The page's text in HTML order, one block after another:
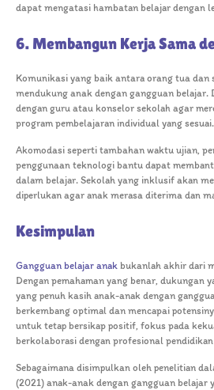
dapat mengatasi hambatan belajar dengan
6. Membangun Kerja Sama
Komunikasi yang baik antara orang tua
mendukung anak dengan gangguan
dengan guru atau konselor sekolah agar
program pembelajaran individual yang sesuai.
Akomodasi seperti tambahan waktu ujian,
penggunaan teknologi bantu dapat
dalam belajar. Sekolah yang inklusif akan
diperlukan agar anak merasa diterima dan
Kesimpulan
Gangguan belajar anak bukanlah akhir dari
Dengan pemahaman yang benar, dukungan
yang penuh kasih anak-anak dengan
berkembang optimal dan mencapai
untuk tetap bersikap positif, fokus pada
berkolaborasi dengan profesional
Sebagaimana disimpulkan oleh penelitian
(2021) anak-anak dengan gangguan belajar